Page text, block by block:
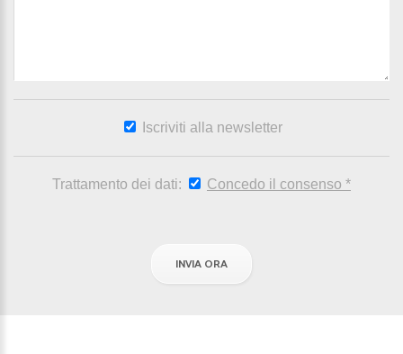
Iscriviti alla newsletter
Trattamento dei dati: Concedo il consenso *
INVIA ORA